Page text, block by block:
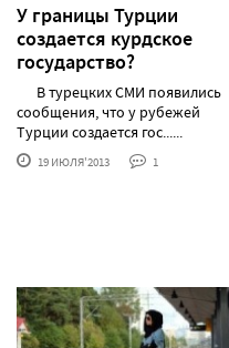
У границы Турции
создается курдское
государство?
В турецких СМИ появились
сообщения, что у рубежей
Турции создается гос......
19 ИЮЛЯ'2013 1